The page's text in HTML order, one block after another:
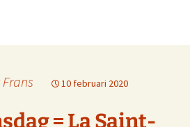
van het jaar: 14 juillet (14 juli)
10 februari 2020
= La Saint-